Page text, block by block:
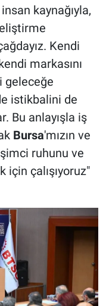
kaynağıyla,
Kendi
markasını
geleceğe
istikbalini de
Bu anlayışla iş
Bursa'mızın ve
ruhunu ve
için çalışıyoruz"